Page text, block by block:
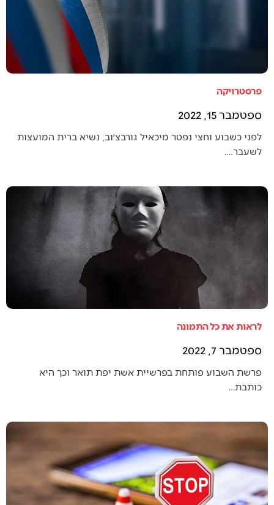
פרסטרויקה
ספטמבר 15, 2022
לפני כשבוע וחצי נפטר מיכאיל גורבצ׳וב, נשיא ברית המועצות
לשעבר.…
לראות את כל התמונה
ספטמבר 7, 2022
פרשת השבוע פותחת בפרשיית אשת יפת תואר וכך היא
כותבת…